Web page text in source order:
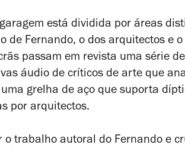
está dividida por áreas
o de Fernando, o dos arquitectos e
passam em revista uma série
áudio de críticos de arte que
grelha de aço que suporta
por arquitectos.
o trabalho autoral do Fernando e